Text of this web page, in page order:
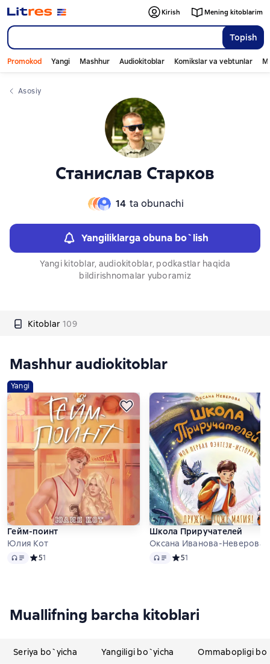
Topish
Kirish Mening kitoblarim
Promokod Yangi Mashhur Audiokitoblar Komikslar va vebtunlar
Asosiy
Станислав Старков
14 ta obunachi
Yangiliklarga obuna bo`lish
Yangi kitoblar, audiokitoblar, podkastlar haqida
bildirishnomalar yuboramiz
Kitoblar 109
Слайдер с книгами
Mashhur audiokitoblar
Yangi
Гейм-поинт
Юлия Кот
Audio Средний рейтинг 5 на основе 1 оценок
51
Школа Приручателей
Оксана Иванова-Неверова
Audio Средний рейтинг 5 на
51
Muallifning barcha kitoblari
Seriya bo`yicha Yangiligi bo`yicha Ommabopligi